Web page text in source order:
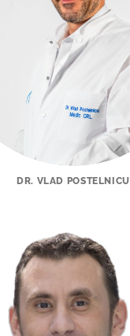
DR. VLAD POSTELNICU